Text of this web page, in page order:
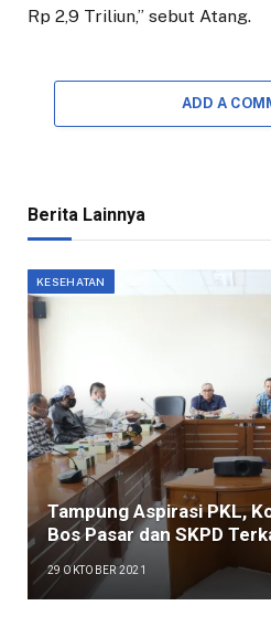
Rp 2,9 Triliun,” sebut Atang.
ADD A
Berita Lainnya
KESEHATAN
Tampung Aspirasi PKL,
Bos Pasar dan SKPD
29 OKTOBER 2021